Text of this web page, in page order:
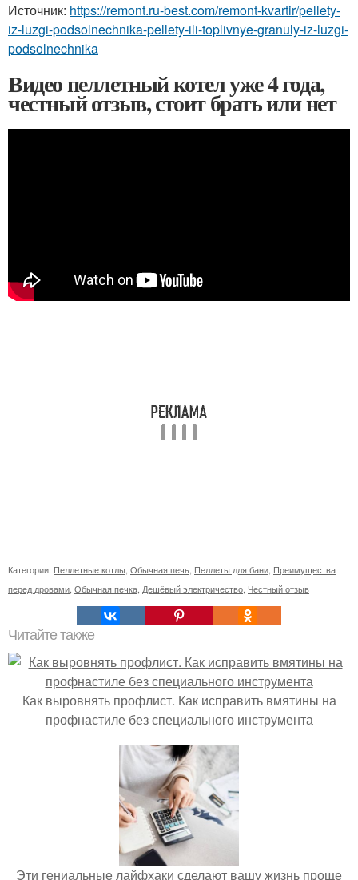
Источник: https://remont.ru-best.com/remont-kvartir/pellety-
iz-luzgi-podsolnechnika-pellety-ili-toplivnye-granuly-iz-luzgi-
podsolnechnika
Видео пеллетный котел уже 4 года,
честный отзыв, стоит брать или нет
Категории: Пеллетные котлы Обычная печь Пеллеты для бани Преимущества
перед дровами Обычная печка Дешёвый электричество Честный отзыв
Читайте также
Как выровнять профлист. Как исправить вмятины на
профнастиле без специального инструмента
Эти гениальные лайфхаки сделают вашу жизнь проще